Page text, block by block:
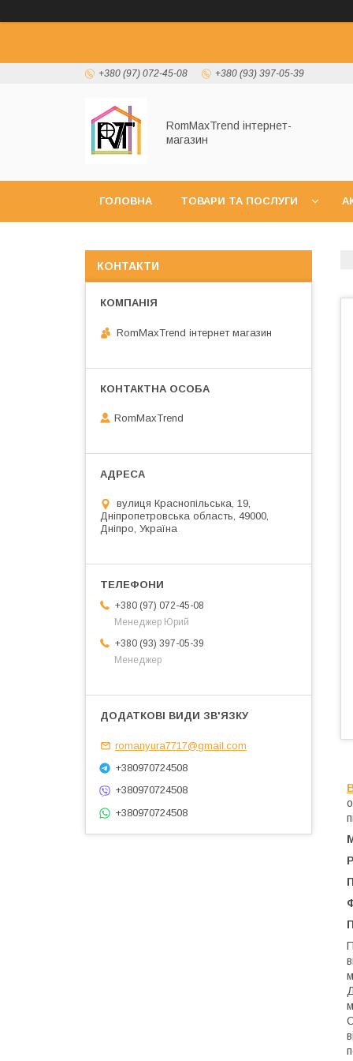
+380 (97) 072-45-08 +380 (93) 397-05-39
RomMaxTrend інтернет-
магазин
ГОЛОВНА ТОВАРИ ТА ПОСЛУГИ
КОНТАКТИ
RomMaxTrend інтернет магазин
RomMaxTrend
вулиця Краснопільська, 19,
Дніпропетровська область, 49000,
Дніпро, Україна
+380 (97) 072-45-08
Менеджер Юрий
+380 (93) 397-05-39
Менеджер
romanyura7717@gmail.com
+380970724508
+380970724508
+380970724508